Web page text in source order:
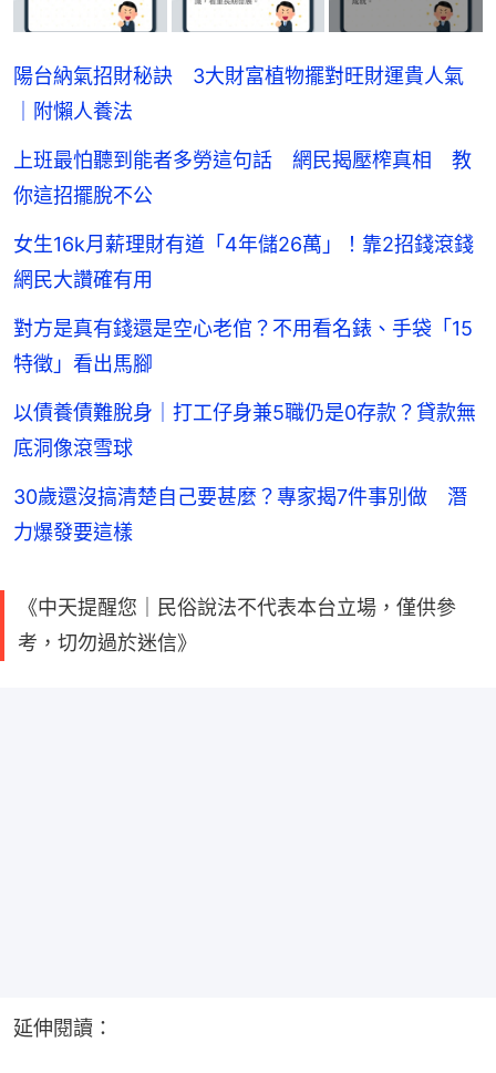
陽台納氣招財秘訣 3大財富植物擺對旺財運貴人氣
｜附懶人養法
上班最怕聽到能者多勞這句話 網民揭壓榨真相 教
你這招擺脫不公
女生16k月薪理財有道「4年儲26萬」！靠2招錢滾錢
網民大讚確有用
對方是真有錢還是空心老倌？不用看名錶、手袋「15
特徵」看出馬腳
以債養債難脫身｜打工仔身兼5職仍是0存款？貸款無
底洞像滾雪球
30歲還沒搞清楚自己要甚麼？專家揭7件事別做 潛
力爆發要這樣
《中天提醒您｜民俗說法不代表本台立場，僅供參
考，切勿過於迷信》
延伸閱讀：